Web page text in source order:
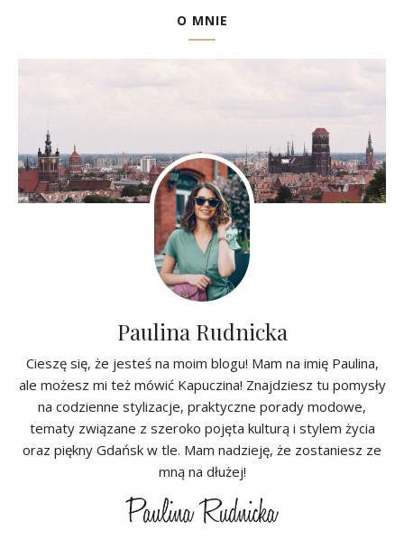
O MNIE
Paulina Rudnicka
Cieszę się, że jesteś na moim blogu! Mam na imię Paulina,
ale możesz mi też mówić Kapuczina! Znajdziesz tu pomysły
na codzienne stylizacje, praktyczne porady modowe,
tematy związane z szeroko pojęta kulturą i stylem życia
oraz piękny Gdańsk w tle. Mam nadzieję, że zostaniesz ze
mną na dłużej!